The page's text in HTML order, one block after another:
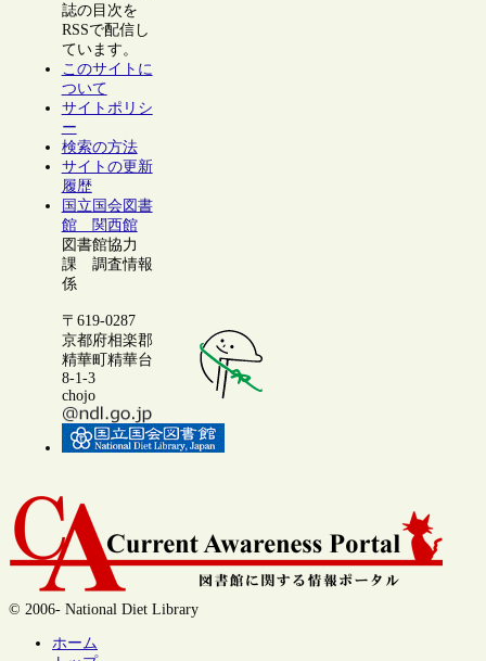
誌の目次を
RSSで配信し
ています。
このサイトに
ついて
サイトポリシ
ー
検索の方法
サイトの更新
履歴
国立国会図書
館 関西館
図書館協力
課 調査情報
係
〒619-0287
京都府相楽郡
精華町精華台
8-1-3
chojo
© 2006- National Diet Library
ホーム